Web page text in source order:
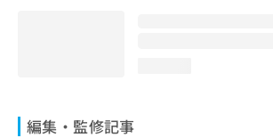
編集・監修記事